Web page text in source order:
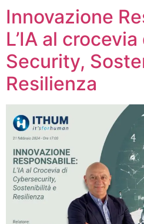
Innovazione
L’IA al
Security,
Resilienza